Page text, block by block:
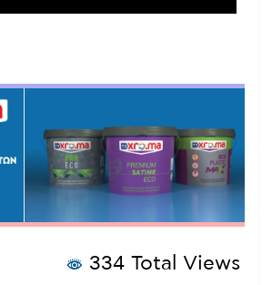
334 Total Views